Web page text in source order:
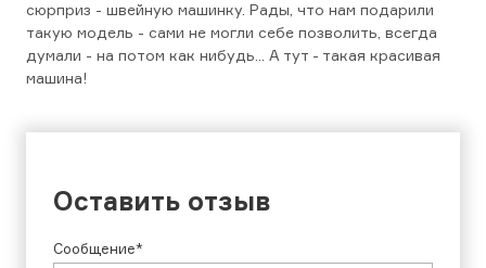
сюрприз - швейную машинку. Рады, что нам подарили
такую модель - сами не могли себе позволить, всегда
думали - на потом как нибудь... А тут - такая красивая
машина!
Оставить отзыв
Сообщение*